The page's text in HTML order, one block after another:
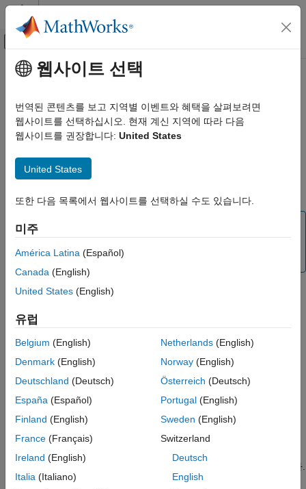
콘텐츠로 바로 가기
오프캔버스 탐색 메뉴 토글
문서 홈
Simscape Electrical
Specialized Power Systems 모델
업그레이드하기
spsConversionAssistant 함수 사용하기
모델을 수동으로 업데이트하기
Simscape Electrical에 대해 자세히 알아보기
참고 항목
주요 콘텐츠
Simscape Electrical 블록을
사용하도록 Specialized Power
Systems 모델 업그레이드하기
Specialized Power Systems 라이브러리의 블록을 사용하는
모델을Simscape™ Electrical™
제거되었습니다.
Simscape 기술을 사용하여 전력 시스템을 모델링하고,
시뮬레이션하고, 분석합니다.
모델을 다시 컴파일하지 않고 시뮬레이션 전에 또는
시뮬레이션 사이에 변경 가능한 런타임 파라미터를
조정합니다.
선형 시스템과 스위칭 선형 시스템 모두에 대해, 그리고
데스크탑 시뮬레이션과 실시간 시뮬레이션 모두에 대해
확장성 있는 성능을 제공하는 강화된 솔버 옵션을 선택합니다.
웹사이트 선택
번역된 콘텐츠를 보고 지역별 이벤트와 혜택을 살펴보려면
웹사이트를 선택하십시오. 현재 계신 지역에 따라 다음
웹사이트를 권장합니다: United States
United States
또한 다음 목록에서 웹사이트를 선택하실 수도 있습니다.
미주
América Latina (Español)
Canada (English)
United States (English)
유럽
Belgium (English)
Denmark (English)
Deutschland (Deutsch)
España (Español)
Finland (English)
France (Français)
Ireland (English)
Italia (Italiano)
Netherlands(English)
Norway(English)
Österreich (Deutsch)
Portugal(English)
Sweden (English)
Switzerland
Deutsch
English